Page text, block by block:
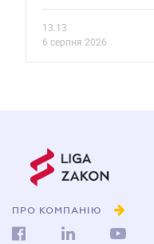
13.13
6 серпня 2026
ПРО КОМПАНІЮ